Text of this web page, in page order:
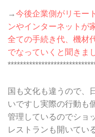
→今後企業側がリモー
ンやインターネットが
全ての手続き代、機材
でなっていくと聞きま
国も文化も違うので、
いですし実際の行動も
管理しているのでショ
レストランも開いてい